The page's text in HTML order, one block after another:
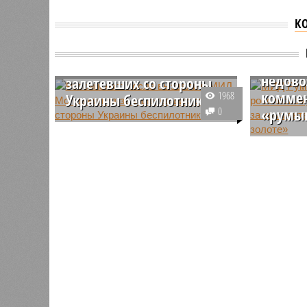
Российского посла
вызвали в МИД
залетевших со стороны
Украины беспилотников
Подобные инциденты
1968
0
МИД
МИД